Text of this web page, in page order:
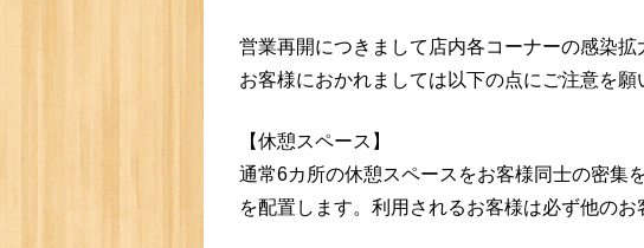
営業再開につきまして店内各コーナーの感染拡
お客様におかれましては以下の点にご注意を願
【休憩スペース】
通常6カ所の休憩スペースをお客様同士の密集
を配置します。利用されるお客様は必ず他の